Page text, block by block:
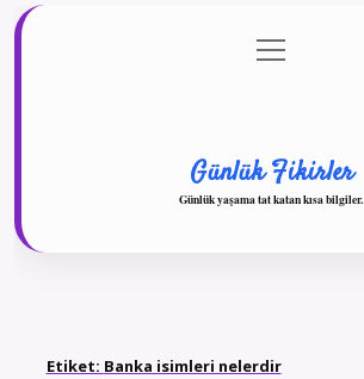
Gizlilik Politikası
menüyü
aç
Günlük Fikirler
Günlük yaşama tat katan kısa bilgiler.
Etiket: Banka isimleri nelerdir